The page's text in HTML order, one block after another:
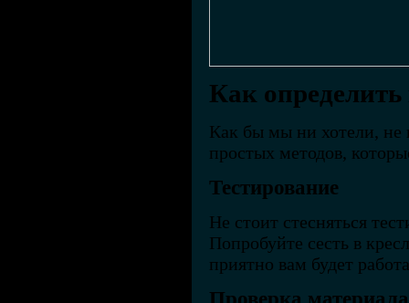
Как определить
Как бы мы ни хотели, не
простых методов,
Тестирование
Не стоит стесняться
Попробуйте сесть в
приятно вам будет
Проверка материала